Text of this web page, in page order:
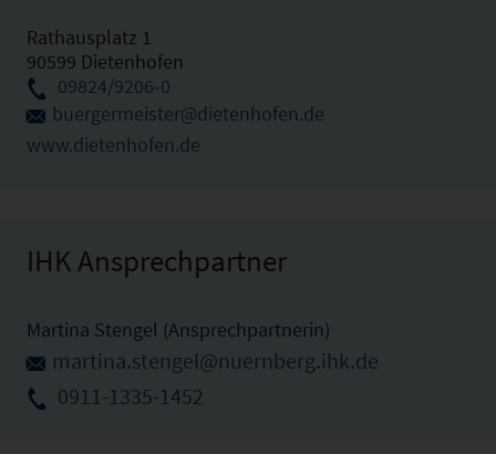
Rathausplatz 1
90599 Dietenhofen
09824/9206-0
buergermeister@dietenhofen.de
www.dietenhofen.de
IHK Ansprechpartner
Martina Stengel (Ansprechpartnerin)
martina.stengel@nuernberg.ihk.de
0911-1335-1452